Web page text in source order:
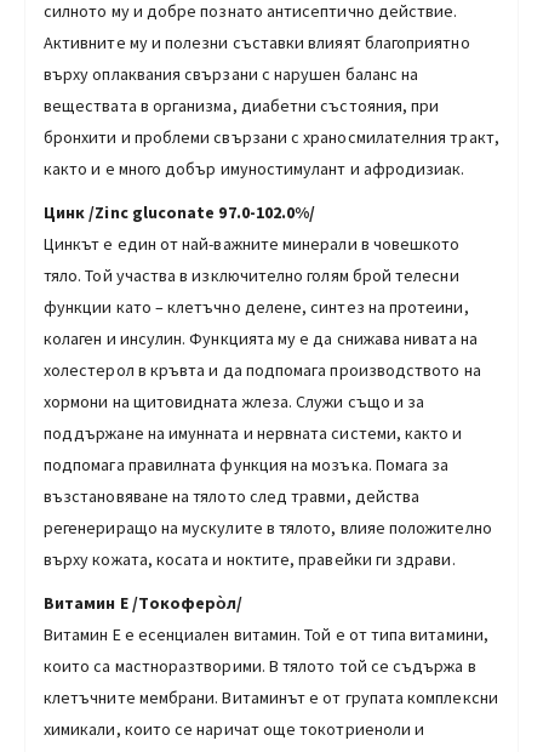
силното му и добре познато антисептично действие.
Активните му и полезни съставки влияят благоприятно
върху оплаквания свързани с нарушен баланс на
веществата в организма, диабетни състояния, при
бронхити и проблеми свързани с храносмилателния тракт,
както и е много добър имуностимулант и афродизиак.
Цинк /Zinc gluconate 97.0-102.0%/
Цинкът е един от най-важните минерали в човешкото
тяло. Той участва в изключително голям брой телесни
функции като – клетъчно делене, синтез на протеини,
колаген и инсулин. Функцията му е да снижава нивата на
холестерол в кръвта и да подпомага производството на
хормони на щитовидната жлеза. Служи също и за
поддържане на имунната и нервната системи, както и
подпомага правилната функция на мозъка. Помага за
възстановяване на тялото след травми, действа
регенериращо на мускулите в тялото, влияе положително
върху кожата, косата и ноктите, правейки ги здрави.
Витамин Е/Tокоферо̀л/
Витамин Е е есенциален витамин. Той е от типа витамини,
които са мастноразтворими. В тялото той се съдържа в
клетъчните мембрани. Витаминът е от групата комплексни
химикали, които се наричат още токотриеноли и